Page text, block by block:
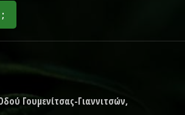
Γουμενίτσας-Γιαννιτσών,